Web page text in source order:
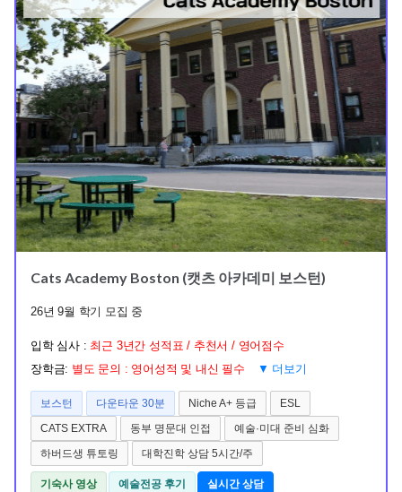
Cats Academy Boston (캣츠 아카데미 보스턴)
26년 9월 학기 모집 중
입학 심사 : 최근 3년간 성적표 / 추천서 / 영어점수
장학금: 별도 문의 : 영어성적 및 내신 필수 ▼ 더보기
보스턴 다운타운 30분 Niche A+ 등급
ESL
CATS EXTRA
동부 명문대 인접
예술·미대 준비 심화
하버드생 튜토링
대학진학 상담 5시간/주
기숙사 영상 예술전공 후기 실시간 상담